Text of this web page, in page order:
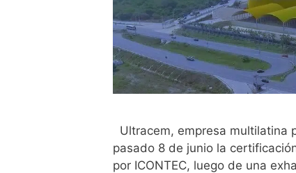
Ultracem, empresa multilatina
pasado 8 de junio la
por ICONTEC, luego de una